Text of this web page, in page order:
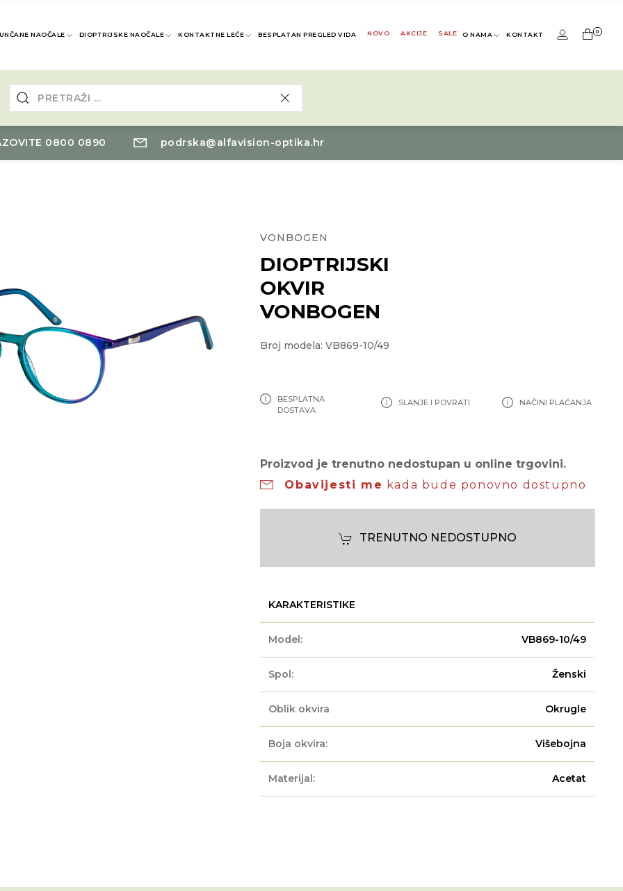
NAOČALE DIOPTRIJSKE NAOČALE KONTAKTNE LEĆE BESPLATAN PREGLED VIDA NOVO AKCIJE SALE O NAMA KONTAKT 0
0800 0890 podrska@alfavision-optika.hr
VONBOGEN
DIOPTRIJSKI
OKVIR
VONBOGEN
Broj modela: VB869-10/49
BESPLATNA
DOSTAVA
SLANJE I POVRATI NAČINI PLAĆANJA
Proizvod je trenutno nedostupan u online trgovini.
Obavijesti me kada bude ponovno dostupno
TRENUTNO NEDOSTUPNO
KARAKTERISTIKE
Model: VB869-10/49
Spol: Ženski
Oblik okvira Okrugle
Boja okvira: Višebojna
Materijal: Acetat